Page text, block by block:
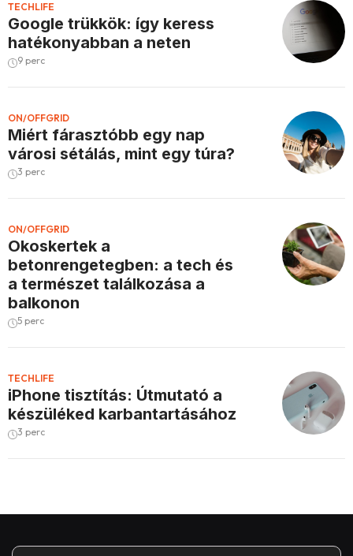
TECHLIFE
Google trükkök: így keress
hatékonyabban a neten
9 perc
ON/OFFGRID
Miért fárasztóbb egy nap
városi sétálás, mint egy túra?
3 perc
ON/OFFGRID
Okoskertek a
betonrengetegben: a tech és
a természet találkozása a
balkonon
5 perc
TECHLIFE
iPhone tisztítás: Útmutató a
készüléked karbantartásához
3 perc